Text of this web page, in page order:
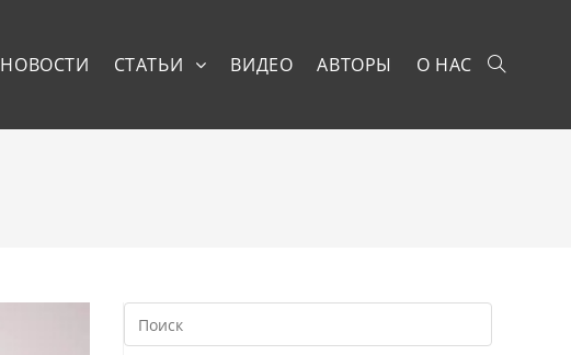
НОВОСТИ СТАТЬИ ВИДЕО АВТОРЫ О НАС